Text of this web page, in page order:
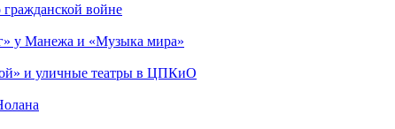
войне
у Манежа и «Музыка мира»
и уличные театры в ЦПКиО